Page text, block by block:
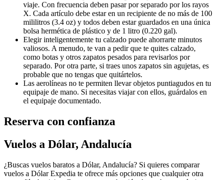
viaje. Con frecuencia deben pasar por separado por los rayos
X. Cada artículo debe estar en un recipiente de no más de 100
mililitros (3.4 oz) y todos deben estar guardados en una única
bolsa hermética de plástico y de 1 litro (0.220 gal).
Elegir inteligentemente tu calzado puede ahorrarte minutos
valiosos. A menudo, te van a pedir que te quites calzado,
como botas y otros zapatos pesados para revisarlos por
separado. Por otra parte, si traes unos zapatos sin agujetas, es
probable que no tengas que quitártelos.
Las aerolíneas no te permiten llevar objetos puntiagudos en tu
equipaje de mano. Si necesitas viajar con ellos, guárdalos en
el equipaje documentado.
Reserva con confianza
Vuelos a Dólar, Andalucía
¿Buscas vuelos baratos a Dólar, Andalucía? Si quieres comparar
vuelos a Dólar Expedia te ofrece más opciones que cualquier otra